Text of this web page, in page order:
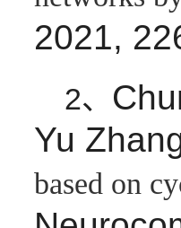
2021,
2、
Yu
based on